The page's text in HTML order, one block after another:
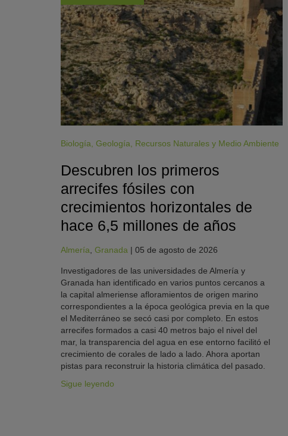
Biología Geología Recursos Naturales y Medio Ambiente
Descubren los primeros
arrecifes fósiles con
crecimientos horizontales de
hace 6,5 millones de años
Almería Granada | 05 de agosto de 2026
Investigadores de las universidades de Almería y
Granada han identificado en varios puntos cercanos a
la capital almeriense afloramientos de origen marino
correspondientes a la época geológica previa en la que
el Mediterráneo se secó casi por completo. En estos
arrecifes formados a casi 40 metros bajo el nivel del
mar, la transparencia del agua en ese entorno facilitó el
crecimiento de corales de lado a lado. Ahora aportan
pistas para reconstruir la historia climática del pasado.
Sigue leyendo